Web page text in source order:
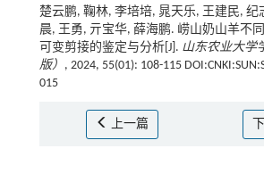
楚云鹏, 鞠林, 李培培, 晁天乐, 王建民, 纪
晨, 王勇, 亓宝华, 薛海鹏. 崂山奶山羊不
可变剪接的鉴定与分析[J]. 山东农业大学
版） , 2024, 55(01): 108-115
015
上一篇